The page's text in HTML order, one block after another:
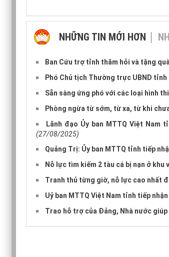
NHỮNG TIN MỚI HƠN
Ban Cứu trợ tỉnh thăm hỏi và tặng
Phó Chủ tịch Thường trực UBND
Sẵn sàng ứng phó với các loại hình
Phòng ngừa từ sớm, từ xa, từ khi
Lãnh đạo Ủy ban MTTQ Việt
(27/08/2025)
Quảng Trị: Ủy ban MTTQ tỉnh tiếp
Nỗ lực tìm kiếm 2 tàu cá bị nạn ở khu
Tranh thủ từng giờ, nỗ lực cao nhất
Uỷ ban MTTQ Việt Nam tỉnh tiếp
Trao hỗ trợ của Đảng, Nhà nước